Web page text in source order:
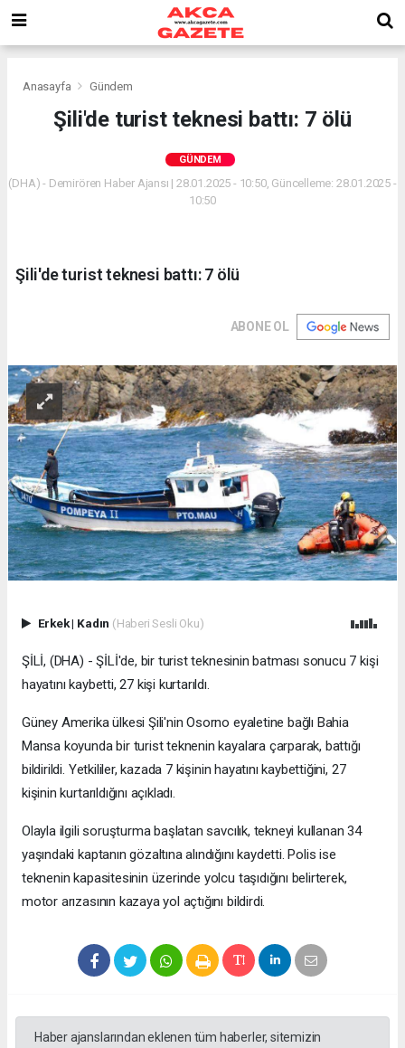
Anasayfa Gündem
Şili'de turist teknesi battı: 7 ölü
GÜNDEM
(DHA) - Demirören Haber Ajansı | 28.01.2025 - 10:50, Güncelleme: 28.01.2025 -
10:50
Şili'de turist teknesi battı: 7 ölü
ABONE OL
Erkek| Kadın (Haberi Sesli Oku)
ŞİLİ, (DHA) - ŞİLİ'de, bir turist teknesinin batması sonucu 7 kişi
hayatını kaybetti, 27 kişi kurtarıldı.
Güney Amerika ülkesi Şili'nin Osorno eyaletine bağlı Bahia
Mansa koyunda bir turist teknenin kayalara çarparak, battığı
bildirildi. Yetkililer, kazada 7 kişinin hayatını kaybettiğini, 27
kişinin kurtarıldığını açıkladı.
Olayla ilgili soruşturma başlatan savcılık, tekneyi kullanan 34
yaşındaki kaptanın gözaltına alındığını kaydetti. Polis ise
teknenin kapasitesinin üzerinde yolcu taşıdığını belirterek,
motor arızasının kazaya yol açtığını bildirdi.
Haber ajanslarından eklenen tüm haberler, sitemizin